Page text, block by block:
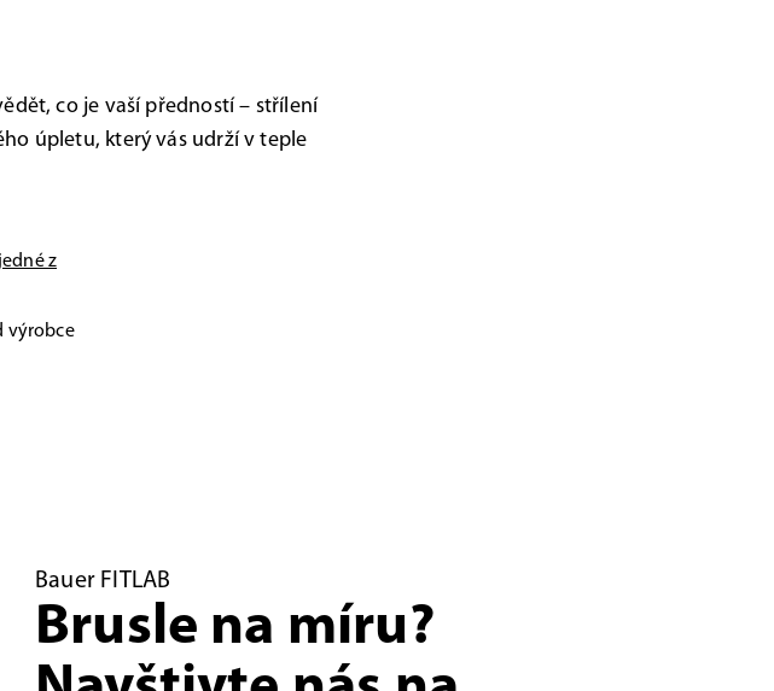
co je vaší předností – střílení
úpletu, který vás udrží v teple
jedné z
výrobce
Bauer FITLAB
Brusle na míru?